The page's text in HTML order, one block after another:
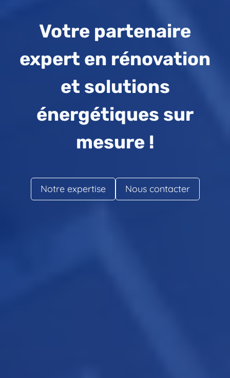
Votre partenaire
expert en rénovation
et solutions
énergétiques sur
mesure !
Notre expertise Nous contacter